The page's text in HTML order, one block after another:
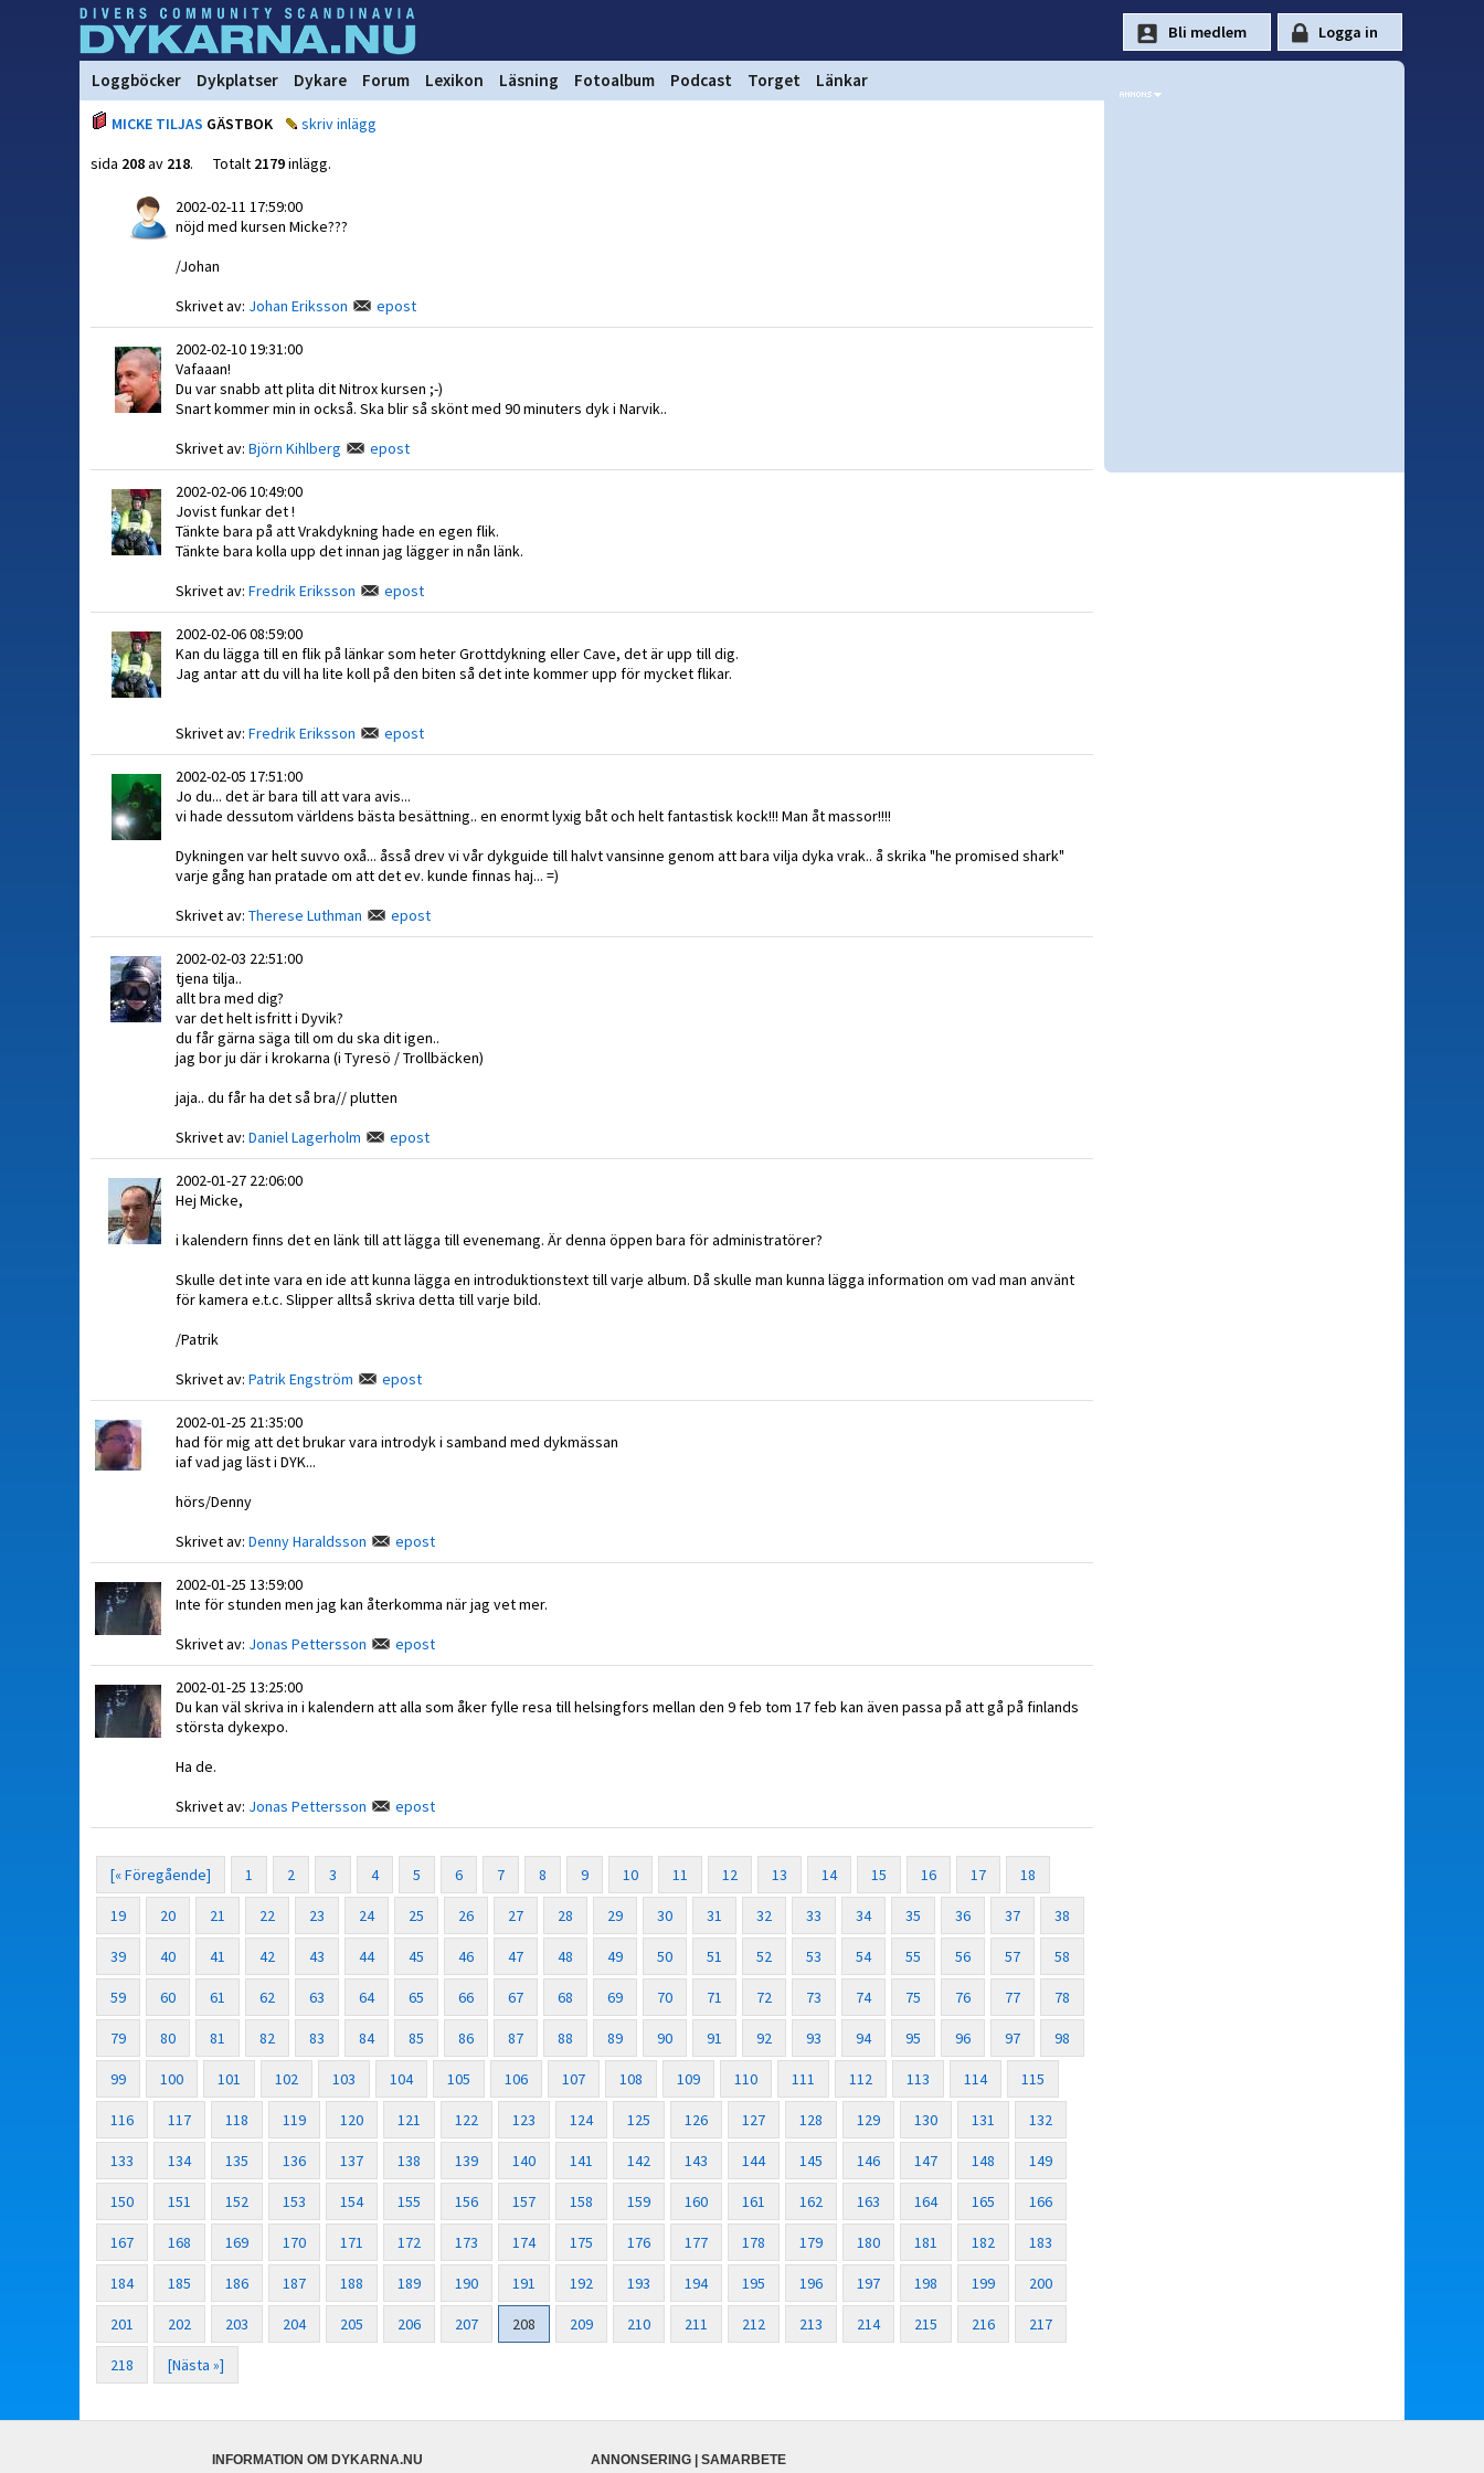
Loggböcker Dykplatser Dykare Forum Lexikon Läsning Fotoalbum Podcast Torget Länkar
MICKE TILJAS GÄSTBOK
skriv inlägg
sida 208av 218. Totalt 2179inlägg.
2002-02-11 17:59:00
nöjd med kursen Micke???
/Johan
Skrivet av: Johan Eriksson epost
2002-02-10 19:31:00
Vafaaan!
Du var snabb att plita dit Nitrox kursen ;-)
Snart kommer min in också. Ska blir så skönt med 90 minuters dyk i Narvik..
Skrivet av: Björn Kihlberg epost
2002-02-06 10:49:00
Jovist funkar det !
Tänkte bara på att Vrakdykning hade en egen flik.
Tänkte bara kolla upp det innan jag lägger in nån länk.
Skrivet av: Fredrik Eriksson epost
2002-02-06 08:59:00
Kan du lägga till en flik på länkar som heter Grottdykning eller Cave, det är upp till dig.
Jag antar att du vill ha lite koll på den biten så det inte kommer upp för mycket flikar.
Skrivet av: Fredrik Eriksson epost
2002-02-05 17:51:00
Jo du... det är bara till att vara avis...
vi hade dessutom världens bästa besättning.. en enormt lyxig båt och helt fantastisk kock!!! Man åt massor!!!!
Dykningen var helt suvvo oxå... åsså drev vi vår dykguide till halvt vansinne genom att bara vilja dyka vrak.. å skrika "he promised shark"
varje gång han pratade om att det ev. kunde finnas haj... =)
Skrivet av: Therese Luthman epost
2002-02-03 22:51:00
tjena tilja..
allt bra med dig?
var det helt isfritt i Dyvik?
du får gärna säga till om du ska dit igen..
jag bor ju där i krokarna (i Tyresö / Trollbäcken)
jaja.. du får ha det så bra// plutten
Skrivet av: Daniel Lagerholm epost
2002-01-27 22:06:00
Hej Micke,
i kalendern finns det en länk till att lägga till evenemang. Är denna öppen bara för administratörer?
Skulle det inte vara en ide att kunna lägga en introduktionstext till varje album. Då skulle man kunna lägga information om vad man använt
för kamera e.t.c. Slipper alltså skriva detta till varje bild.
/Patrik
Skrivet av: Patrik Engström epost
2002-01-25 21:35:00
had för mig att det brukar vara introdyk i samband med dykmässan
iaf vad jag läst i DYK...
hörs/Denny
Skrivet av: Denny Haraldsson epost
2002-01-25 13:59:00
Inte för stunden men jag kan återkomma när jag vet mer.
Skrivet av: Jonas Pettersson epost
2002-01-25 13:25:00
Du kan väl skriva in i kalendern att alla som åker fylle resa till helsingfors mellan den 9 feb tom 17 feb kan även passa på att gå på finlands
största dykexpo.
Ha de.
Skrivet av: Jonas Pettersson epost
[« Föregående] 1 2 3 4 5 6 7 8 9 10 11 12 13 14 15 16 17 18
19 20 21 22 23 24 25 26 27 28 29 30 31 32 33 34 35 36 37 38
39 40 41 42 43 44 45 46 47 48 49 50 51 52 53 54 55 56 57 58
59 60 61 62 63 64 65 66 67 68 69 70 71 72 73 74 75 76 77 78
79 80 81 82 83 84 85 86 87 88 89 90 91 92 93 94 95 96 97 98
99 100 101 102 103 104 105 106 107 108 109 110 111 112 113 114 115
116 117 118 119 120 121 122 123 124 125 126 127 128 129 130 131 132
133 134 135 136 137 138 139 140 141 142 143 144 145 146 147 148 149
150 151 152 153 154 155 156 157 158 159 160 161 162 163 164 165 166
167 168 169 170 171 172 173 174 175 176 177 178 179 180 181 182 183
184 185 186 187 188 189 190 191 192 193 194 195 196 197 198 199 200
201 202 203 204 205 206 207 208 209 210 211 212 213 214 215 216 217
218 [Nästa »]
INFORMATION OM DYKARNA.NU ANNONSERING | SAMARBETE